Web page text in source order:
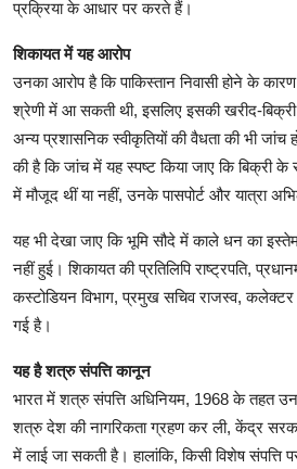
प्रक्रिया के आधार पर करते हैं।
शिकायत में यह आरोप
उनका आरोप है कि पाकिस्तान निवासी होने के
श्रेणी में आ सकती थी, इसलिए इसकी खरीद-
अन्य प्रशासनिक स्वीकृतियों की वैधता की भी जांच
की है कि जांच में यह स्पष्ट किया जाए कि बिक्री
में मौजूद थीं या नहीं, उनके पासपोर्ट और यात्रा
यह भी देखा जाए कि भूमि सौदे में काले धन का
नहीं हुई। शिकायत की प्रतिलिपि राष्ट्रपति,
कस्टोडियन विभाग, प्रमुख सचिव राजस्व, कलेक्टर
गई है।
यह है शत्रु संपत्ति कानून
भारत में शत्रु संपत्ति अधिनियम, 1968 के तहत उन
शत्रु देश की नागरिकता ग्रहण कर ली, केंद्र
में लाई जा सकती है। हालांकि, किसी विशेष संपत्ति